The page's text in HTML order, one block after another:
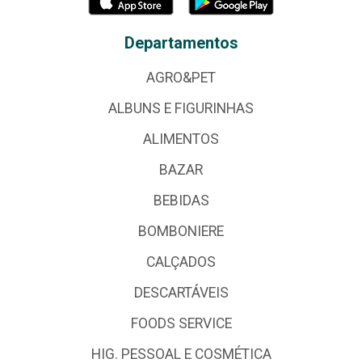
Departamentos
AGRO&PET
ALBUNS E FIGURINHAS
ALIMENTOS
BAZAR
BEBIDAS
BOMBONIERE
CALÇADOS
DESCARTÁVEIS
FOODS SERVICE
HIG. PESSOAL E COSMÉTICA